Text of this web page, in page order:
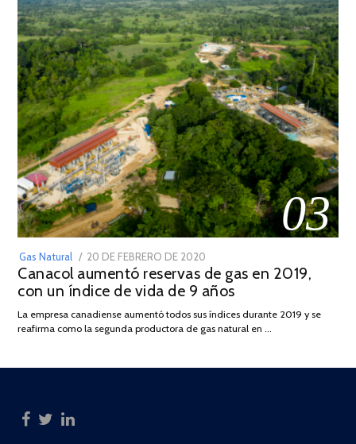
03
Gas Natural
POSTED
ON
20 DE FEBRERO DE 2020
DE
JULIO
2025
Canacol aumentó reservas de gas en 2019,
con un índice de vida de 9 años
La empresa canadiense aumentó todos sus índices durante 2019 y se
reafirma como la segunda productora de gas natural en …